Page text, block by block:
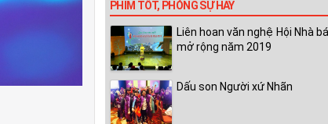
PHIM TỐT, PHÓNG SỰ HAY
Liên hoan văn nghệ Hội Nhà
mở rộng năm 2019
Dấu son Người xứ Nhãn